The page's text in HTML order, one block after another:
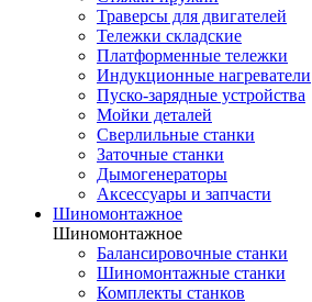
Траверсы для двигателей
Тележки складские
Платформенные тележки
Индукционные нагреватели
Пуско-зарядные устройства
Мойки деталей
Сверлильные станки
Заточные станки
Дымогенераторы
Аксессуары и запчасти
Шиномонтажное
Шиномонтажное
Балансировочные станки
Шиномонтажные станки
Комплекты станков